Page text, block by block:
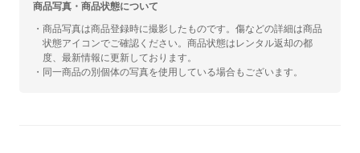
商品写真・商品状態について
・商品写真は商品登録時に撮影したものです。傷などの詳細は商品
状態アイコンでご確認ください。商品状態はレンタル返却の都
度、最新情報に更新しております。
・同一商品の別個体の写真を使用している場合もございます。